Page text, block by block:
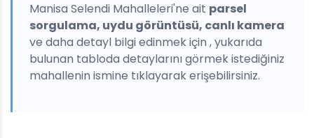
Manisa Selendi Mahalleleri'ne ait parsel
sorgulama, uydu görüntüsü, canlı kamera
ve daha detayl bilgi edinmek için , yukarıda
bulunan tabloda detaylarını görmek istediğiniz
mahallenin ismine tıklayarak erişebilirsiniz.